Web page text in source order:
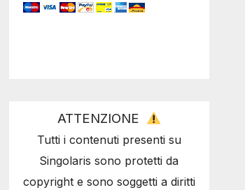
ATTENZIONE
Tutti i contenuti presenti su
Singolaris sono protetti da
copyright e sono soggetti a diritti